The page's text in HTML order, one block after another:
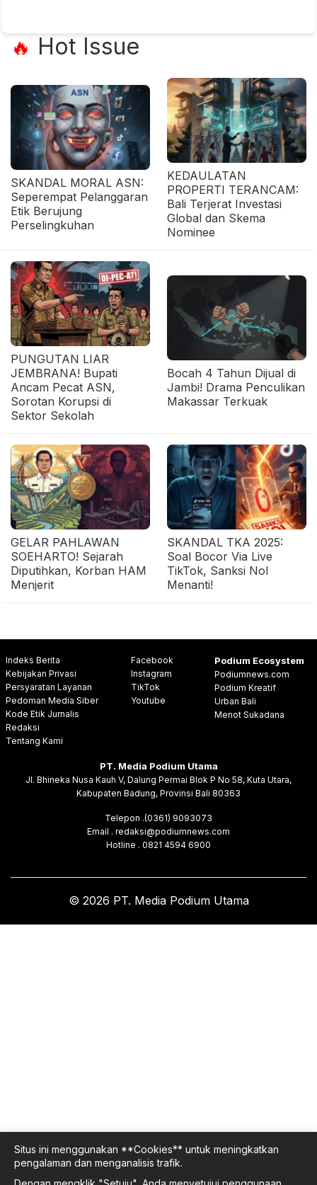
🔥 Hot Issue
SKANDAL MORAL ASN:
Seperempat Pelanggaran
Etik Berujung
Perselingkuhan
KEDAULATAN
PROPERTI TERANCAM:
Bali Terjerat Investasi
Global dan Skema
Nominee
PUNGUTAN LIAR
JEMBRANA! Bupati
Ancam Pecat ASN,
Sorotan Korupsi di
Sektor Sekolah
Bocah 4 Tahun Dijual di
Jambi! Drama Penculikan
Makassar Terkuak
GELAR PAHLAWAN
SOEHARTO! Sejarah
Diputihkan, Korban HAM
Menjerit
SKANDAL TKA 2025:
Soal Bocor Via Live
TikTok, Sanksi Nol
Menanti!
Indeks Berita
Kebijakan Privasi
Persyaratan Layanan
Pedoman Media Siber
Kode Etik Jurnalis
Redaksi
Tentang Kami
Facebook
Instagram
TikTok
Youtube
Podium Ecosystem
Podiumnews.com
Podium Kreatif
Urban Bali
Menot Sukadana
PT. Media Podium Utama
Jl. Bhineka Nusa Kauh V, Dalung Permai Blok P No 58, Kuta Utara,
Kabupaten Badung, Provinsi Bali 80363
Telepon .(0361) 9093073
Email . redaksi@podiumnews.com
Hotline . 0821 4594 6900
© 2026 PT. Media Podium Utama
Situs ini menggunakan **Cookies** untuk meningkatkan
pengalaman dan menganalisis trafik.